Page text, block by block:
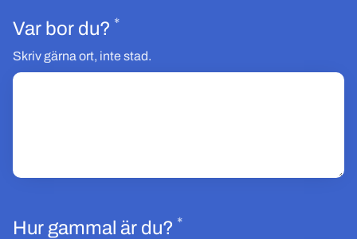
Var bor du? *Obligatoriskt
Skriv gärna ort, inte stad.
Hur gammal är du? *Obligatoriskt